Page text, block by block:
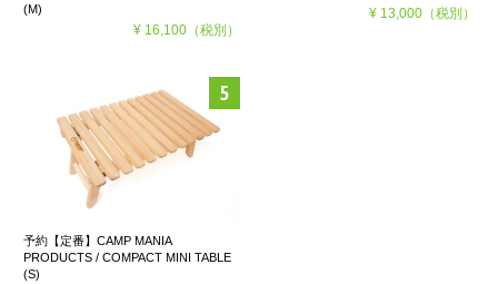
(M)
¥ 16,100（税別）
¥ 13,000（税別）
予約【定番】CAMP MANIA
PRODUCTS / COMPACT MINI TABLE
(S)